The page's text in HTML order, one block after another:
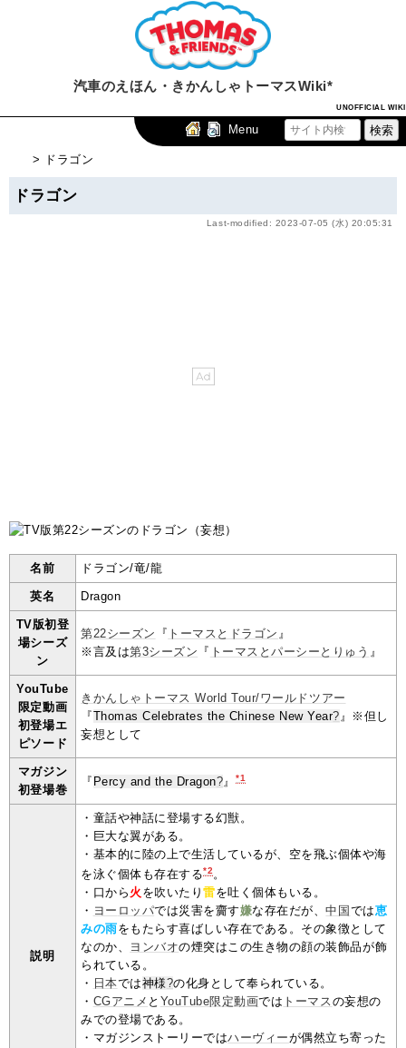
汽車のえほん・きかんしゃトーマスWiki*
UNOFFICIAL WIKI
Menu
> ドラゴン
ドラゴン
Last-modified: 2023-07-05 (水) 20:05:31
名前 ドラゴン/竜/龍
英名 Dragon
TV版初登
場シーズ
ン
第22シーズン 『 トーマスとドラゴン 』
※言及は第3シーズン 『 トーマスとパーシーとりゅう 』
YouTube
限定動画
初登場エ
ピソード
きかんしゃトーマス World Tour/ワールドツアー
『Thomas Celebrates the Chinese New Year? 』※但し
妄想として
マガジン
初登場巻
『 Percy and the Dragon?』 *1
説明
・童話や神話に登場する幻獣。
・巨大な翼がある。
・基本的に陸の上で生活しているが、空を飛ぶ個体や海
を泳ぐ個体も存在する*2。
・口から 火 を吹いたり雷を吐く個体もいる。
・ ヨ ー ロ ッ パでは災害を齎す嫌な存在だが、中国 では恵
みの雨をもたらす喜ばしい存在である。その象徴として
なのか、
ヨンバオの煙突はこの生き物の顔の装飾品が飾
られている。
・ 日本では神様?の化身として奉られている。
・ CGアニメ と YouTube限定動画では トーマスの妄想の
みでの登場である。
・マガジンストーリーではハーヴィーが偶然立ち寄った